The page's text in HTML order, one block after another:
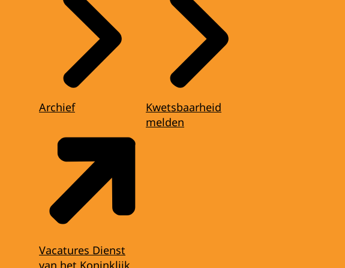
Archief
Vacatures Dienst
van het Koninklijk
Kwetsbaarheid
melden